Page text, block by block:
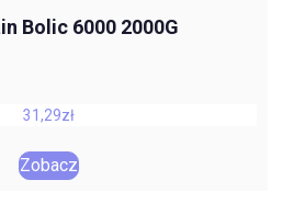
Bolic 6000 2000G
31,29zł
Zobacz